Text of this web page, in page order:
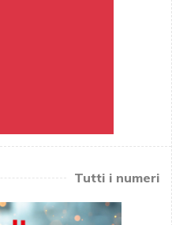
Tutti i numeri